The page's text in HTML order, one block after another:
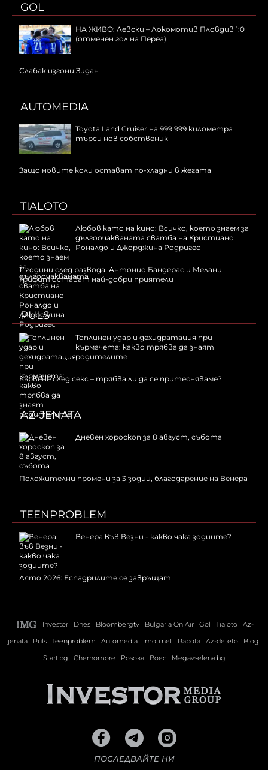
GOL
НА ЖИВО: Левски – Локомотив Пловдив 1:0
(отменен гол на Переа)
Слабак изгони Зидан
AUTOMEDIA
Toyota Land Cruiser на 999 999 километра
търси нов собственик
Защо новите коли остават по-хладни в жегата
TIALOTO
Любов като на кино: Всичко, което знаем за
дългоочакваната сватба на Кристиано
Роналдо и Джорджина Родригес
11 години след развода: Антонио Бандерас и Мелани
Грифит остават най-добри приятели
PULS
Топлинен удар и дехидратация при
кърмачета: какво трябва да знаят
родителите
Кървене след секс – трябва ли да се притесняваме?
AZ-JENATA
Дневен хороскоп за 8 август, събота
Положителни промени за 3 зодии, благодарение на Венера
TEENPROBLEM
Венера във Везни - какво чака зодиите?
Лято 2026: Еспадрилите се завръщат
Investor Dnes Bloombergtv Bulgaria On Air Gol Tialoto
Az-
jenata
Puls Teenproblem Automedia Imoti.net Rabota Az-deteto
Blog
Start.bg
Chernomore Posoka Boec Megavselena.bg
ПОСЛЕДВАЙТЕ НИ